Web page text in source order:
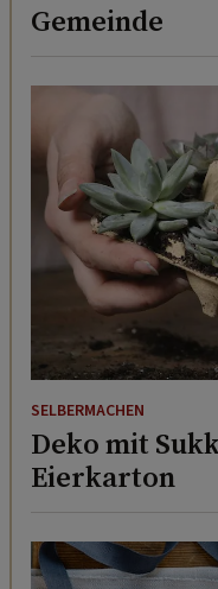
Gemeinde
SELBERMACHEN
Deko mit
Eierkarton